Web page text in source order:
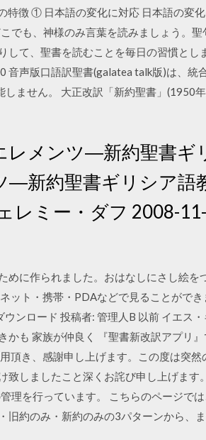
徴 ① 日本語の変化に対応 日本語の変
も、神様のみ言葉を読みましょう。聖
て、聖書を読むことを毎日の習慣とし
声版口語訳聖書(galatea talk版)は、統
ません。 大正改訳「新約聖書」(1950
レメンツ―新約聖書ギ
―新約聖書ギリシア語
レミー・ダフ 2008-
に作られました。おはなしにさし絵を
ット・携帯・PDAなどで見ることがで
ンロード 投稿者: 管理人B 以前 イエス
かも 家族が仲良く 『聖書新改訳アプリ
頂き、感謝申し上げます。この度は突然
しましたこと深くお詫び申し上げます
理を行っています。 こちらのページで
旧約のみ・新約のみの3パターンから、